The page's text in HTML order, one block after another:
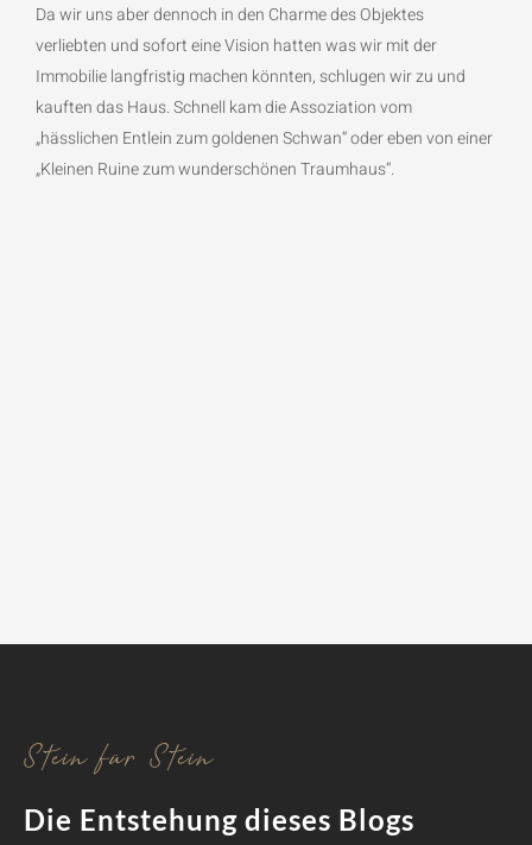
Da wir uns aber dennoch in den Charme des Objektes
verliebten und sofort eine Vision hatten was wir mit der
Immobilie langfristig machen könnten, schlugen wir zu und
kauften das Haus. Schnell kam die Assoziation vom
„hässlichen Entlein zum goldenen Schwan“ oder eben von einer
„Kleinen Ruine zum wunderschönen Traumhaus“.
Stein für Stein
Die Entstehung dieses Blogs